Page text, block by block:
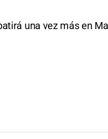
una vez más en